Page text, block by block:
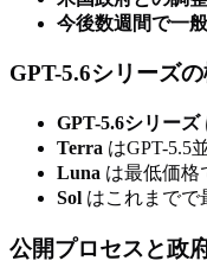
今後数週間で一
GPT-5.6シリーズ
GPT-5.6シリーズ
Terra はGPT-5.5
Luna は最低価格
Sol はこれまでで
公開プロセスと政